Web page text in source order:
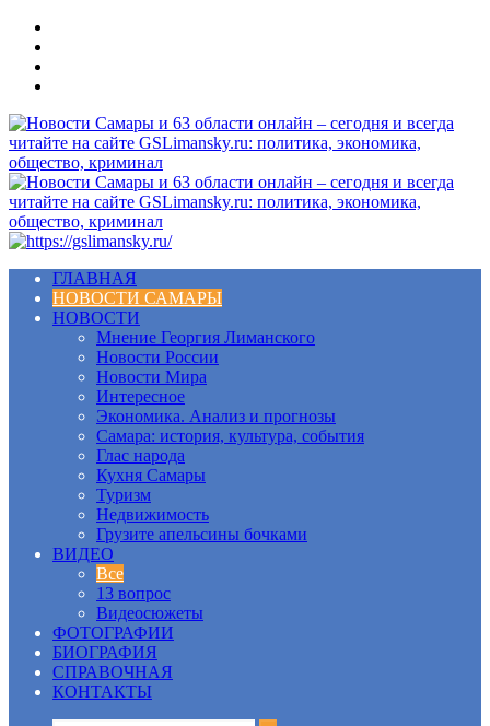
Меню
ГЛАВНАЯ
НОВОСТИ САМАРЫ
НОВОСТИ
Мнение Георгия Лиманского
Новости России
Новости Мира
Интересное
Экономика. Анализ и прогнозы
Самара: история, культура, события
Глас народа
Кухня Самары
Туризм
Недвижимость
Грузите апельсины бочками
ВИДЕО
Все
13 вопрос
Видеосюжеты
ФОТОГРАФИИ
БИОГРАФИЯ
СПРАВОЧНАЯ
КОНТАКТЫ